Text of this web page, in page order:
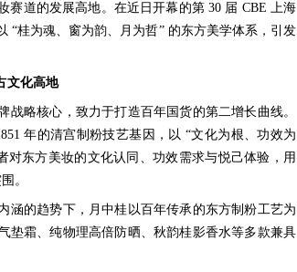
赛道的发展高地。在近日开幕的第 30 届 CBE 上海
“桂为魂、窗为韵、月为哲” 的东方美学体系，引发
文化高地
战略核心，致力于打造百年国货的第二增长曲线。
年的清宫制粉技艺基因，以 “文化为根、功效为
对东方美妆的文化认同、功效需求与悦己体验，用
。
涵的趋势下，月中桂以百年传承的东方制粉工艺为
垫霜、纯物理高倍防晒、秋韵桂影香水等多款兼具